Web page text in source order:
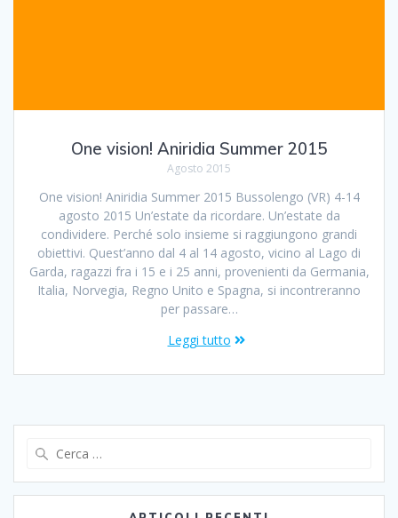
One vision! Aniridia Summer 2015
Agosto 2015
One vision! Aniridia Summer 2015 Bussolengo (VR) 4-14
agosto 2015 Un’estate da ricordare. Un’estate da
condividere. Perché solo insieme si raggiungono grandi
obiettivi. Quest’anno dal 4 al 14 agosto, vicino al Lago di
Garda, ragazzi fra i 15 e i 25 anni, provenienti da Germania,
Italia, Norvegia, Regno Unito e Spagna, si incontreranno
per passare…
Leggi tutto